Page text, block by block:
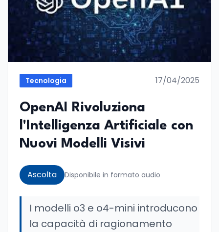
Tecnologia 17/04/2025
OpenAI Rivoluziona
l'Intelligenza Artificiale con
Nuovi Modelli Visivi
Ascolta Disponibile in formato audio
I modelli o3 e o4-mini introducono
la capacità di ragionamento